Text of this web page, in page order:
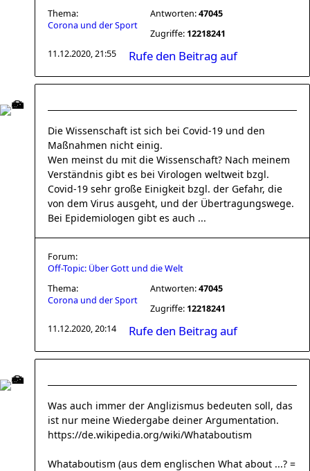
Thema:
Corona und der Sport
Antworten:47045
Zugriffe: 12218241
11.12.2020, 21:55
Rufe den Beitrag auf
Die Wissenschaft ist sich bei Covid-19 und den
Maßnahmen nicht einig.
Wen meinst du mit die Wissenschaft? Nach meinem
Verständnis gibt es bei Virologen weltweit bzgl.
Covid-19 sehr große Einigkeit bzgl. der Gefahr, die
von dem Virus ausgeht, und der Übertragungswege.
Bei Epidemiologen gibt es auch ...
Forum:
Off-Topic: Über Gott und die Welt
Thema:
Corona und der Sport
Antworten:47045
Zugriffe: 12218241
11.12.2020, 20:14
Rufe den Beitrag auf
Was auch immer der Anglizismus bedeuten soll, das
ist nur meine Wiedergabe deiner Argumentation.
https://de.wikipedia.org/wiki/Whataboutism
Whataboutism (aus dem englischen What about ...? =